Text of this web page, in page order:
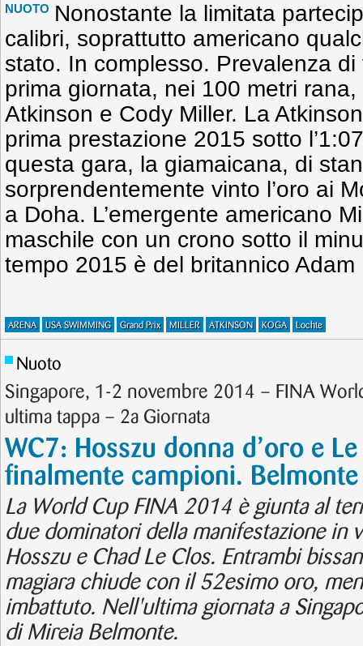
NUOTO Nonostante la limitata
calibri, soprattutto americano
stato. In complesso. Prevalenza
prima giornata, nei 100 metri
Atkinson e Cody Miller. La
prima prestazione 2015 sotto
questa gara, la giamaicana, di
sorprendentemente vinto l’oro ai
a Doha. L’emergente americano
maschile con un crono sotto il
tempo 2015 è del britannico
ARENA USA SWIMMING Grand Prix MILLER ATKINSON KOGA Lochte
Nuoto
Singapore, 1-2 novembre 2014 – FINA
ultima tappa – 2a Giornata
WC7: Hosszu donna d’oro e
finalmente campioni.
La World Cup FINA 2014 è giunta al
due dominatori della manifestazione in
Hosszu e Chad Le Clos. Entrambi
magiara chiude con il 52esimo oro,
imbattuto. Nell'ultima giornata a
di Mireia Belmonte.